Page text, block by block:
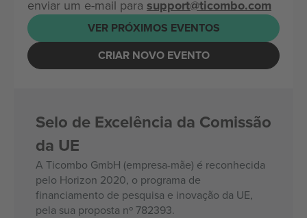
enviar um e-mail para support@ticombo.com
VER PRÓXIMOS EVENTOS
CRIAR NOVO EVENTO
Selo de Excelência da Comissão
da UE
A Ticombo GmbH (empresa-mãe) é reconhecida
pelo Horizon 2020, o programa de
financiamento de pesquisa e inovação da UE,
pela sua proposta nº 782393.